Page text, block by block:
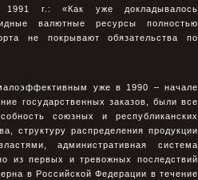
г.: «Как уже докладывалось
валютные ресурсы полностью
не покрывают обязательства по
уже в 1990 – начале
государственных заказов, были все
союзных и республиканских
структуру распределения продукции
административная система
из первых и тревожных последствий
в Российской Федерации в течение